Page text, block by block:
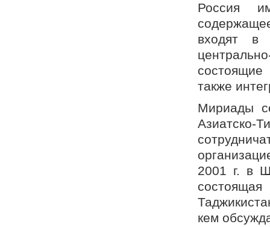
Россия
входят в
также
Мириады
2001 г. в
кем